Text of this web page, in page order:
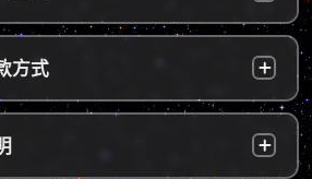
宅配：訂單成立後，24小時內寄出，2
作天內可送達指定地址。
便利店：訂單成立後，24小時內寄出，
工作天內可送達指定便利店。（ 如遇休
方式
到付款方式只需於配達貨物時，將訂單
新台幣現金的方式繳款，即可完成付